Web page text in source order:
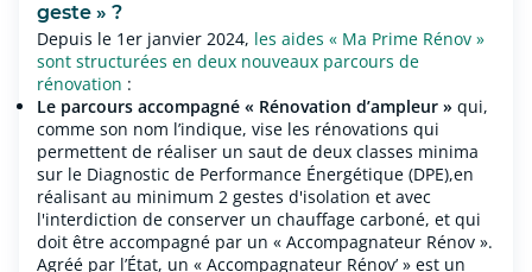
geste » ?
Depuis le 1er janvier 2024, les aides « Ma Prime Rénov »
sont structurées en deux nouveaux parcours de
rénovation :
Le parcours accompagné « Rénovation d’ampleur » qui,
comme son nom l’indique, vise les rénovations qui
permettent de réaliser un saut de deux classes minima
sur le Diagnostic de Performance Énergétique (DPE),en
réalisant au minimum 2 gestes d'isolation et avec
l'interdiction de conserver un chauffage carboné, et qui
doit être accompagné par un « Accompagnateur Rénov ».
Agréé par l’État, un « Accompagnateur Rénov’ » est un